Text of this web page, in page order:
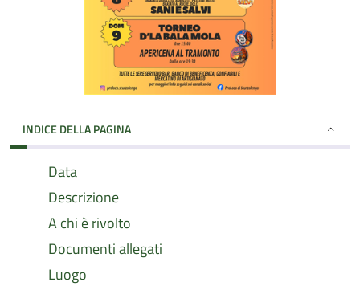
INDICE DELLA PAGINA
Data
Descrizione
A chi è rivolto
Documenti allegati
Luogo